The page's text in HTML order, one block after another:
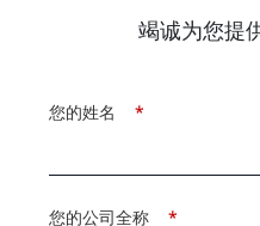
竭诚为您提
*
您的姓名
*
您的公司全称